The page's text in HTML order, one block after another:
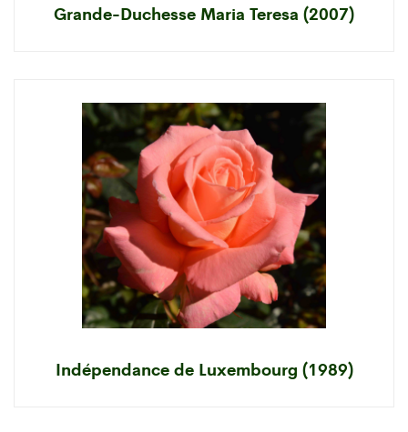
Grande-Duchesse Maria Teresa (2007)
Indépendance de Luxembourg (1989)